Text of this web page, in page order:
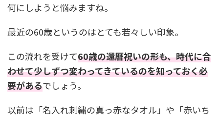
何にしようと悩みますね。
最近の60歳というのはとても若々しい印象。
この流れを受けて60歳の還暦祝いの形も、時代に合
わせて少しずつ変わってきているのを知っておく必
要があるでしょう。
以前は「名入れ刺繍の真っ赤なタオル」や「赤いち